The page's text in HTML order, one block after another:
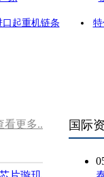
口起重机链条
看更多.. 国际